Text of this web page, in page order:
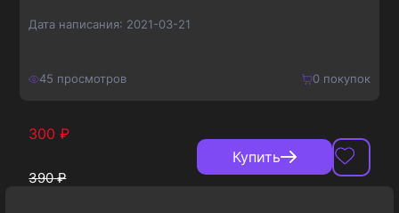
Дата написания: 2021-03-21
45 просмотров 0покупок
300 ₽
390₽
Купить